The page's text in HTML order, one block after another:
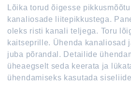
Lõika torud õigesse
kanaliosade liitepikkustega.
oleks risti kanali teljega. Toru
kaitseprille. Ühenda kanaliosad
juba põrandal. Detailide
üheaegselt seda keerata ja
ühendamiseks kasutada